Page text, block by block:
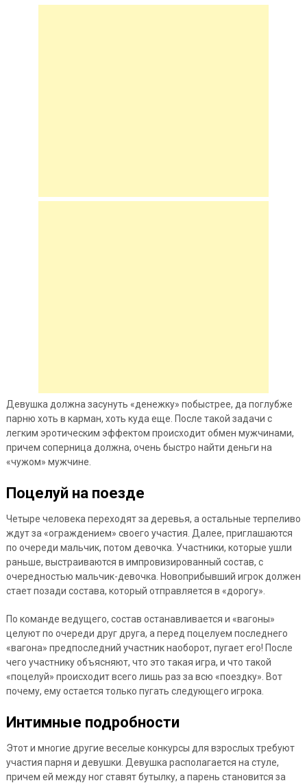
Девушка должна засунуть «денежку» побыстрее, да поглубже
парню хоть в карман, хоть куда еще. После такой задачи с
легким эротическим эффектом происходит обмен мужчинами,
причем соперница должна, очень быстро найти деньги на
«чужом» мужчине.
Поцелуй на поезде
Четыре человека переходят за деревья, а остальные терпеливо
ждут за «ограждением» своего участия. Далее, приглашаются
по очереди мальчик, потом девочка. Участники, которые ушли
раньше, выстраиваются в импровизированный состав, с
очередностью мальчик-девочка. Новоприбывший игрок должен
стает позади состава, который отправляется в «дорогу».
По команде ведущего, состав останавливается и «вагоны»
целуют по очереди друг друга, а перед поцелуем последнего
«вагона» предпоследний участник наоборот, пугает его! После
чего участнику объясняют, что это такая игра, и что такой
«поцелуй» происходит всего лишь раз за всю «поездку». Вот
почему, ему остается только пугать следующего игрока.
Интимные подробности
Этот и многие другие веселые конкурсы для взрослых требуют
участия парня и девушки. Девушка располагается на стуле,
причем ей между ног ставят бутылку, а парень становится за